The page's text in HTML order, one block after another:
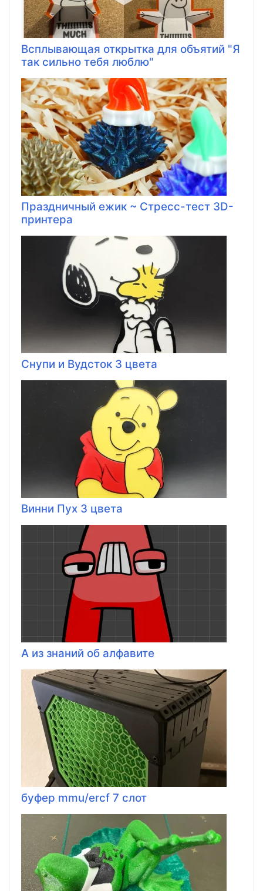
Всплывающая открытка для объятий "Я
так сильно тебя люблю"
Праздничный ежик ~ Стресс-тест 3D-
принтера
Снупи и Вудсток 3 цвета
Винни Пух 3 цвета
А из знаний об алфавите
буфер mmu/ercf 7 слот